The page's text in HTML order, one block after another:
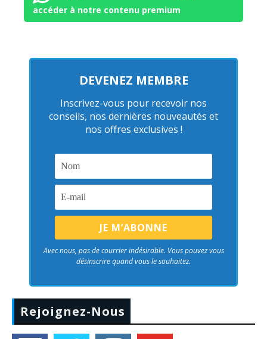
accéder à notre contenu premium
DEVENEZ MEMBRE
Inscrivez-vous pour recevoir nos
conseils, nos dernières nouveautés et
nos offres exclusives !
Avec nous, pas de courrier indésirable. Vous pouvez vous
désinscrire quand vous le souhaitez.
Rejoignez-Nous